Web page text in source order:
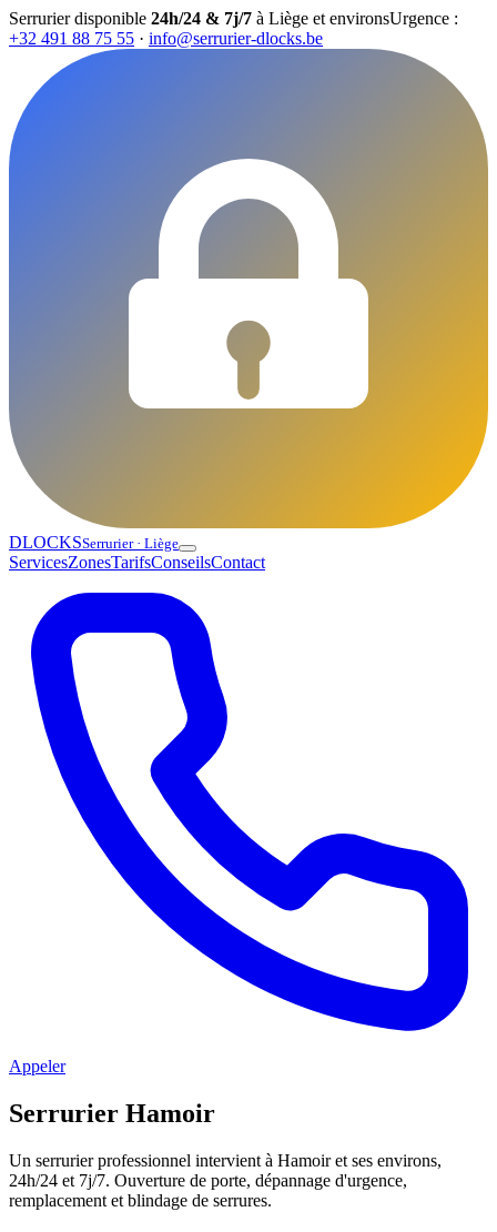
Serrurier disponible 24h/24 & 7j/7 à Liège et environsUrgence :
+32 491 88 75 55 · info@serrurier-dlocks.be
DLOCKSSerrurier · Liège
ServicesZonesTarifsConseilsContact
Appeler
Serrurier Hamoir
Un serrurier professionnel intervient à Hamoir et ses environs,
24h/24 et 7j/7. Ouverture de porte, dépannage d'urgence,
remplacement et blindage de serrures.